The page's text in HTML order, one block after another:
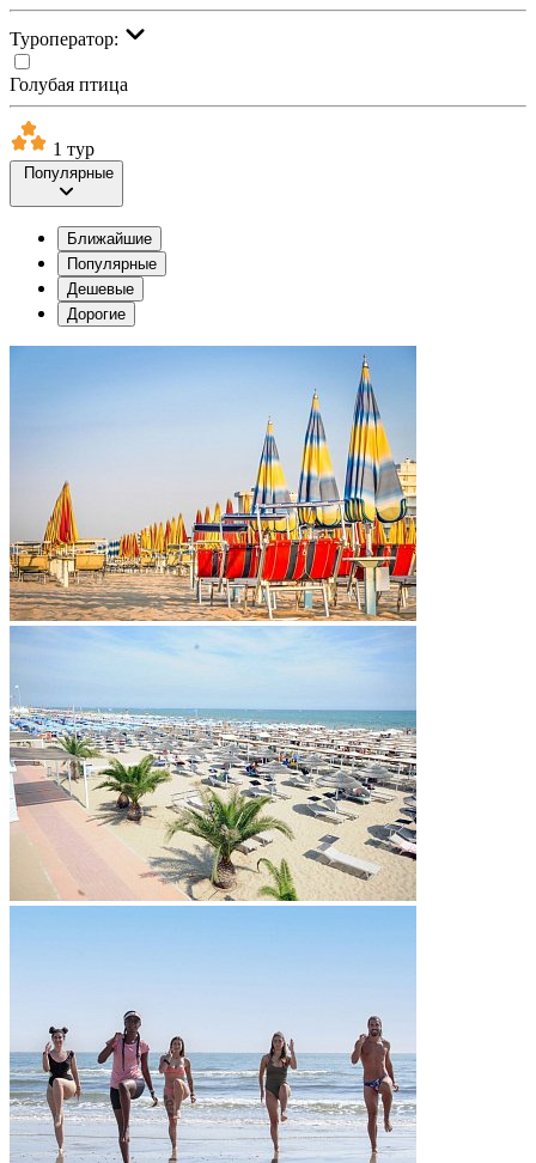
Туроператор:
Голубая птица
1 тур
Популярные
Ближайшие
Популярные
Дешевые
Дорогие